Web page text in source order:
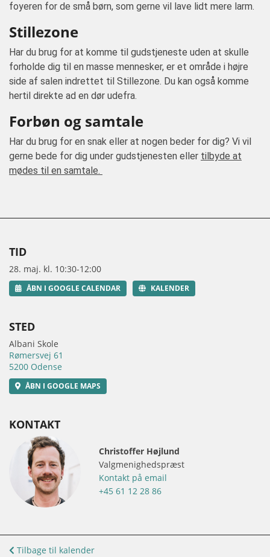
TID
28. maj. kl. 10:30-12:00
ÅBN I GOOGLE CALENDAR KALENDER
STED
Albani Skole
Rømersvej 61
5200 Odense
ÅBN I GOOGLE MAPS
KONTAKT
Christoffer Højlund
Valgmenighedspræst
Kontakt på email
+45 61 12 28 86
foyeren for de små børn, som gerne vil lave lidt mere larm.
Stillezone
Har du brug for at komme til gudstjeneste uden at skulle
forholde dig til en masse mennesker, er et område i højre
side af salen indrettet til Stillezone. Du kan også komme
hertil direkte ad en dør udefra.
Forbøn og samtale
Har du brug for en snak eller at nogen beder for dig? Vi vil
gerne bede for dig under gudstjenesten eller tilbyde at
mødes til en samtale.
Tilbage til kalender